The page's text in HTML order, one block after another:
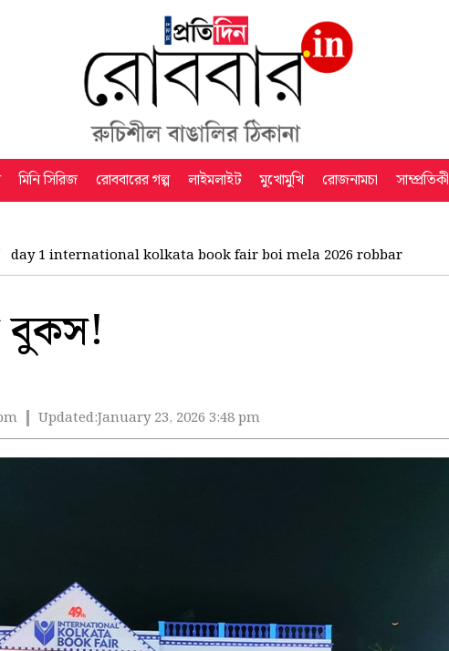
মিনি সিরিজ রোববারের গল্প লাইমলাইট মুখোমুখি রোজনামচা সাম্প্রতিকী
day 1 international kolkata book fair boi mela 2026 robbar
বুকস!
Updated:January 23, 2026 3:48 pm